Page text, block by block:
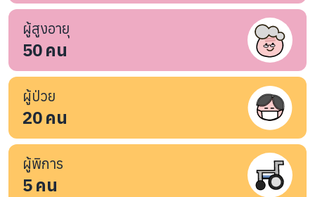
ผู้สูงอายุ
50คน
ผู้ป่วย
20คน
ผู้พิการ
5คน